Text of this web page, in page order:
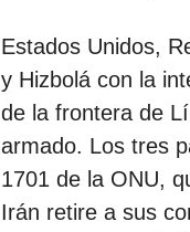
Estados Unidos,
y Hizbolá con la
de la frontera de
armado. Los tres
1701 de la ONU,
Irán retire a sus